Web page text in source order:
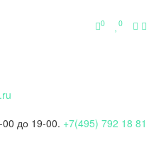
0
0
до 19-00. +7(495) 792 18 81